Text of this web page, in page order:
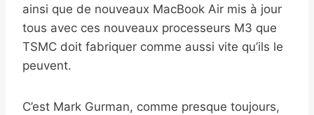
ainsi que de nouveaux MacBook Air mis à jour
tous avec ces nouveaux processeurs M3 que
TSMC doit fabriquer comme aussi vite qu’ils le
peuvent.
C’est Mark Gurman, comme presque toujours,